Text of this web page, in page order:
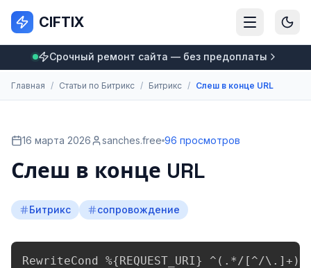
CIFTIX
Срочный ремонт сайта — без предоплаты
Главная / Статьи по Битрикс / Битрикс / Слеш в конце URL
16 марта 2026 sanches.free 96 просмотров
Слеш в конце URL
Битрикс сопровождение
RewriteCond %{REQUEST_URI} ^(.*/[^/\.]+)$